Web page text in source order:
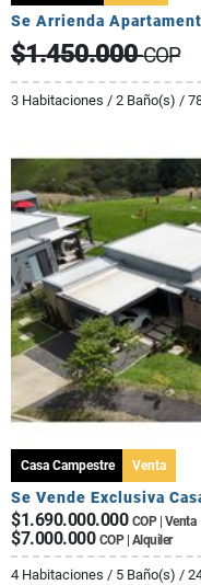
$1.450.000COP
3 Habitaciones / 2 Baño(s) /
Casa Campestre Venta
Se Vende Exclusiva
$1.690.000.000 COP | Venta
$7.000.000 COP | Alquiler
4 Habitaciones / 5 Baño(s) /